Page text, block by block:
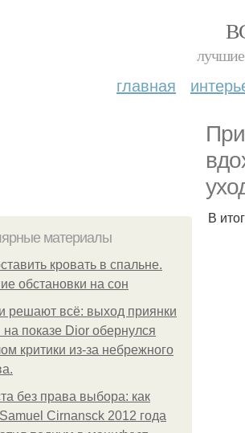
лучшие
главная
материалы
кровать в спальне.
обстановки на сон
решают всё: выход приянки
показе Dior обернулся
критики из-за небрежного
без права выбора: как
Cirnansck 2012 года
В